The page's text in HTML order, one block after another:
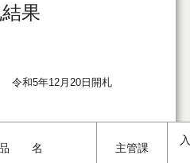
果
令和5年12月20日開札
名 主管課